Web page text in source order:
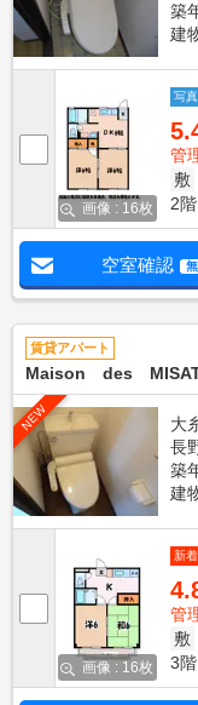
築
建
画像 : 16枚
写
管
敷
2階
空室確認
賃貸アパート
Maison des
NEW
大
長
築
建
画像 : 16枚
新着
管
敷
3階